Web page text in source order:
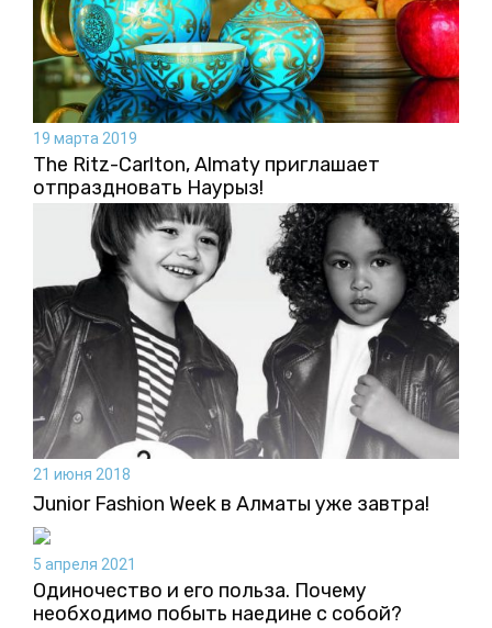
19 марта 2019
The Ritz-Carlton, Almaty приглашает
отпраздновать Наурыз!
21 июня 2018
Junior Fashion Week в Алматы уже завтра!
5 апреля 2021
Одиночество и его польза. Почему
необходимо побыть наедине с собой?